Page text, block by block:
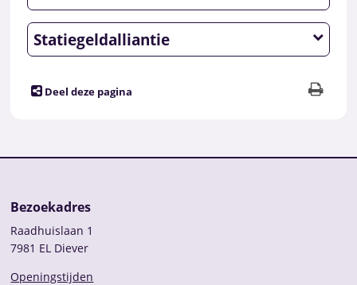
Statiegeldalliantie
Deel deze pagina
Bezoekadres
Raadhuislaan 1
7981 EL Diever
Openingstijden